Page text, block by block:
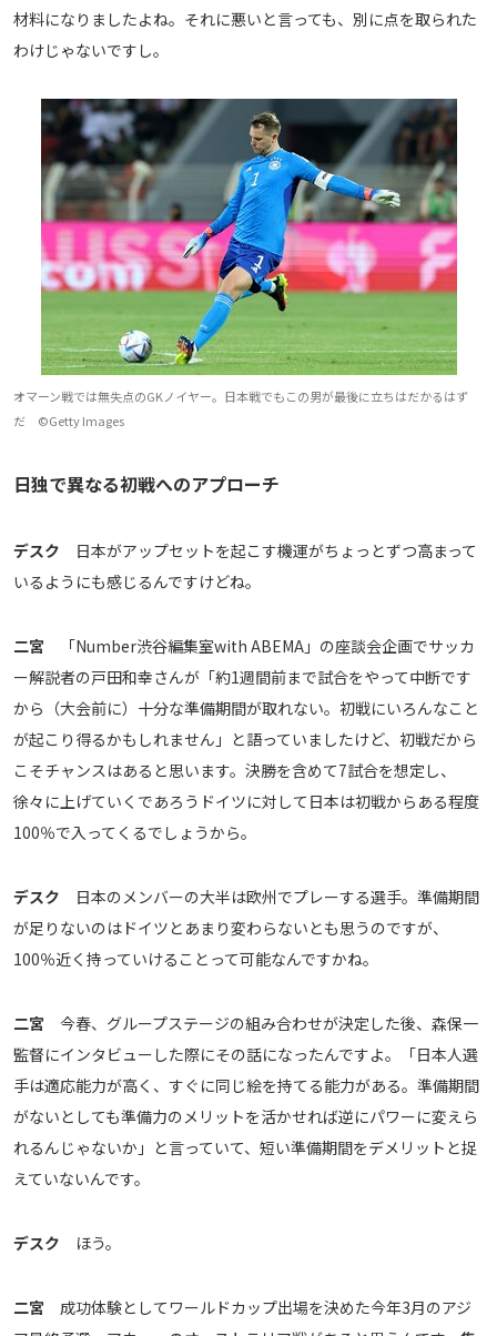
Share
© AbemaTV. Inc. All Rights Reserved.
材料になりましたよね。それに悪いと言っても、別に点を取られた
わけじゃないですし。
オマーン戦では無失点のGKノイヤー。日本戦でもこの男が最後に立ちはだかるはず
だ ©Getty Images
日独で異なる初戦へのアプローチ
デスク 日本がアップセットを起こす機運がちょっとずつ高まって
いるようにも感じるんですけどね。
二宮 「Number渋谷編集室with ABEMA」の座談会企画でサッカ
ー解説者の戸田和幸さんが「約1週間前まで試合をやって中断です
から（大会前に）十分な準備期間が取れない。初戦にいろんなこと
が起こり得るかもしれません」と語っていましたけど、初戦だから
こそチャンスはあると思います。決勝を含めて7試合を想定し、
徐々に上げていくであろうドイツに対して日本は初戦からある程度
100％で入ってくるでしょうから。
デスク 日本のメンバーの大半は欧州でプレーする選手。準備期間
が足りないのはドイツとあまり変わらないとも思うのですが、
100％近く持っていけることって可能なんですかね。
二宮 今春、グループステージの組み合わせが決定した後、森保一
監督にインタビューした際にその話になったんですよ。「日本人選
手は適応能力が高く、すぐに同じ絵を持てる能力がある。準備期間
がないとしても準備力のメリットを活かせれば逆にパワーに変えら
れるんじゃないか」と言っていて、短い準備期間をデメリットと捉
えていないんです。
デスク ほう。
二宮 成功体験としてワールドカップ出場を決めた今年3月のアジ